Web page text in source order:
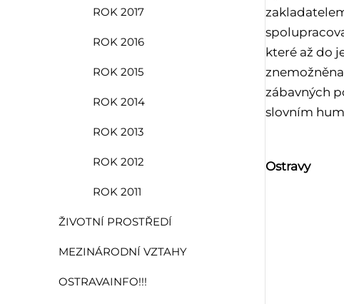
ROK 2017
ROK 2016
ROK 2015
ROK 2014
ROK 2013
ROK 2012
ROK 2011
ŽIVOTNÍ PROSTŘEDÍ
MEZINÁRODNÍ VZTAHY
OSTRAVAINFO!!!
které až do
zábavných
slovním
Ostravy